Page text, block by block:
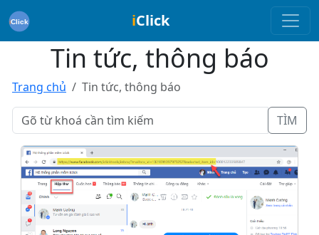
iClick
Tin tức, thông báo
Trang chủ Tin tức, thông báo
TÌM